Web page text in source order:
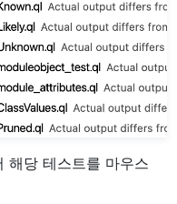
해당 테스트를 마우스